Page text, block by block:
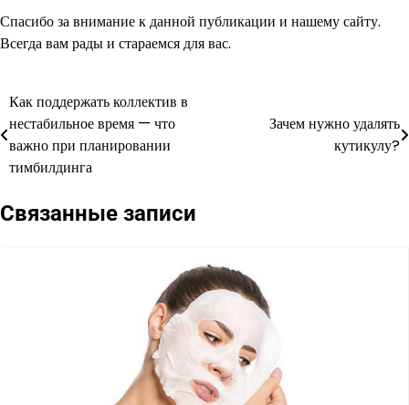
Спасибо за внимание к данной публикации и нашему сайту.
Всегда вам рады и стараемся для вас.
Навигация
по
записям
Как поддержать коллектив в
нестабильное время — что
важно при планировании
тимбилдинга
Зачем нужно удалять
кутикулу?
Связанные записи